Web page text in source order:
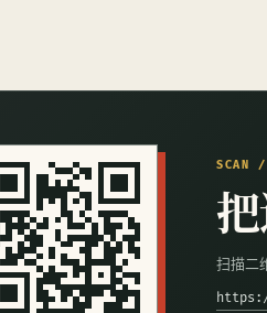
SCAN /
扫描二